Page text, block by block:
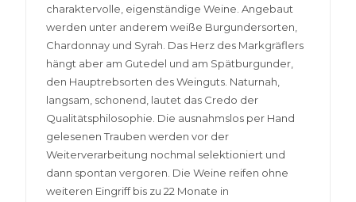
charaktervolle, eigenständige Weine. Angebaut
werden unter anderem weiße Burgundersorten,
Chardonnay und Syrah. Das Herz des Markgräflers
hängt aber am Gutedel und am Spätburgunder,
den Hauptrebsorten des Weinguts. Naturnah,
langsam, schonend, lautet das Credo der
Qualitätsphilosophie. Die ausnahmslos per Hand
gelesenen Trauben werden vor der
Weiterverarbeitung nochmal selektioniert und
dann spontan vergoren. Die Weine reifen ohne
weiteren Eingriff bis zu 22 Monate in